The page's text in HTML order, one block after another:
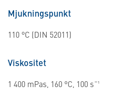
Mjukningspunkt
110 °C (DIN 52011)
Viskositet
1 400 mPas, 160 °C, 100 s¯¹